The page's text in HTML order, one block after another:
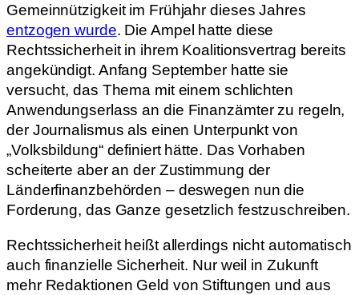
Gemeinnützigkeit im Frühjahr dieses Jahres
entzogen wurde. Die Ampel hatte diese
Rechtssicherheit in ihrem Koalitionsvertrag bereits
angekündigt. Anfang September hatte sie
versucht, das Thema mit einem schlichten
Anwendungserlass an die Finanzämter zu regeln,
der Journalismus als einen Unterpunkt von
„Volksbildung“ definiert hätte. Das Vorhaben
scheiterte aber an der Zustimmung der
Länderfinanzbehörden – deswegen nun die
Forderung, das Ganze gesetzlich festzuschreiben.
Rechtssicherheit heißt allerdings nicht automatisch
auch finanzielle Sicherheit. Nur weil in Zukunft
mehr Redaktionen Geld von Stiftungen und aus